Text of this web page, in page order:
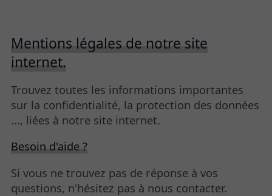
Mentions légales de notre site
internet.
Trouvez toutes les informations importantes
sur la confidentialité, la protection des données
..., liées à notre site internet.
Besoin d'aide ?
Si vous ne trouvez pas de réponse à vos
questions, n'hésitez pas à nous contacter.